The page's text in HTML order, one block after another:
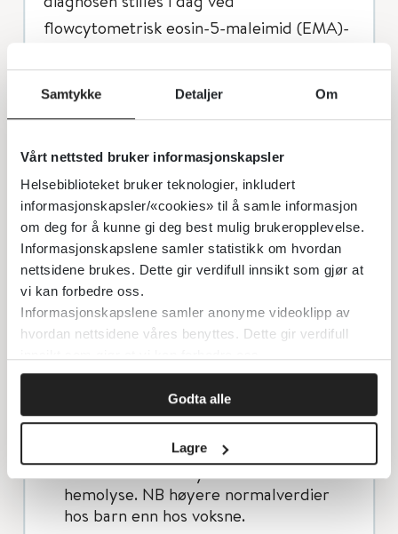
Samtykke Detaljer Om
Vårt nettsted bruker informasjonskapsler
Helsebiblioteket bruker teknologier, inkludert
informasjonskapsler/«cookies» til å samle informasjon
om deg for å kunne gi deg best mulig brukeropplevelse.
Informasjonskapslene samler statistikk om hvordan
nettsidene brukes. Dette gir verdifull innsikt som gjør at
vi kan forbedre oss.
Informasjonskapslene samler anonyme videoklipp av
hvordan nettsidene våres benyttes. Dette gir verdifull
Godta alle
Lagre
flowcytometrisk eosin-5-maleimid (EMA)-
grupper er talassemi og sigdcelleanemi
Ved hemolyse forventer vi:
Forhøyede retikulocytter og økt
bilirubin
Haptoglobin (ev. lav) og LD (ev. økt) kan
styrke mistanken om hemolyse, men er
uspesifikke. Lav haptoglobin er
ikke bevisende for hemolyse, spesielt
ikke hos nyfødte/spedbarn som har
generell veileder). Haptoglobin kan
også være normal ved samtidig
inflammasjon. LD er uspesifikk, men vil
oftest være forhøyet ved akutt
hemolyse. NB høyere normalverdier
hos barn enn hos voksne.